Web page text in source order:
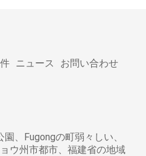
ニュース お問い合わせ
、Fugongの町弱々しい、
ウ州市都市、福建省の地域